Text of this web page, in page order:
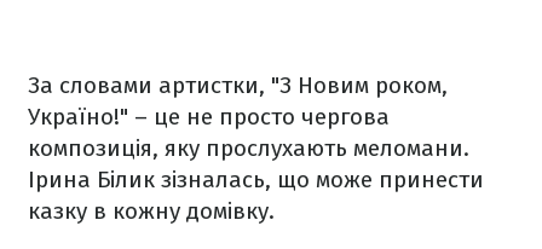
За словами артистки, "З Новим роком,
Україно!" – це не просто чергова
композиція, яку прослухають меломани.
Ірина Білик зізналась, що може принести
казку в кожну домівку.